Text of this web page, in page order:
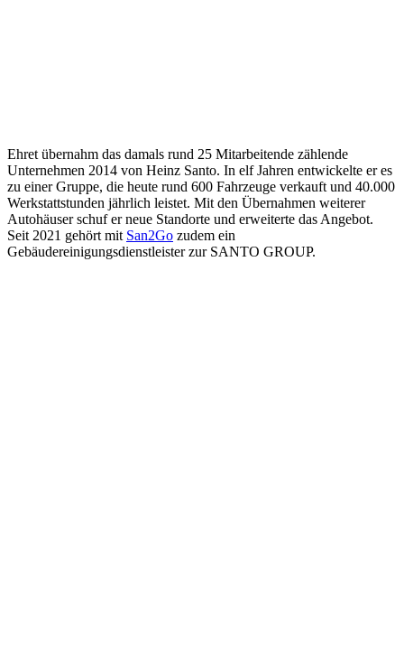
Ehret übernahm das damals rund 25 Mitarbeitende zählende
Unternehmen 2014 von Heinz Santo. In elf Jahren entwickelte er es
zu einer Gruppe, die heute rund 600 Fahrzeuge verkauft und 40.000
Werkstattstunden jährlich leistet. Mit den Übernahmen weiterer
Autohäuser schuf er neue Standorte und erweiterte das Angebot.
Seit 2021 gehört mit San2Go zudem ein
Gebäudereinigungsdienstleister zur SANTO GROUP.